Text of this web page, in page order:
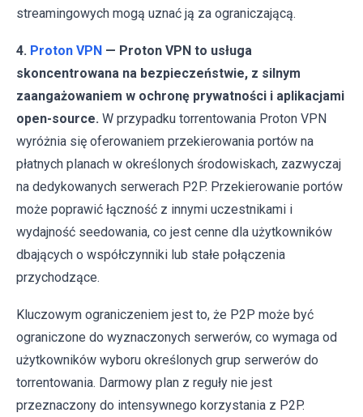
streamingowych mogą uznać ją za ograniczającą.
4. Proton VPN — Proton VPN to usługa
skoncentrowana na bezpieczeństwie, z silnym
zaangażowaniem w ochronę prywatności i aplikacjami
open-source. W przypadku torrentowania Proton VPN
wyróżnia się oferowaniem przekierowania portów na
płatnych planach w określonych środowiskach, zazwyczaj
na dedykowanych serwerach P2P. Przekierowanie portów
może poprawić łączność z innymi uczestnikami i
wydajność seedowania, co jest cenne dla użytkowników
dbających o współczynniki lub stałe połączenia
przychodzące.
Kluczowym ograniczeniem jest to, że P2P może być
ograniczone do wyznaczonych serwerów, co wymaga od
użytkowników wyboru określonych grup serwerów do
torrentowania. Darmowy plan z reguły nie jest
przeznaczony do intensywnego korzystania z P2P.